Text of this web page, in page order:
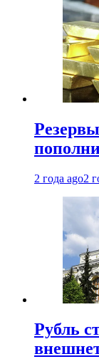
2 года ago2
Рубль